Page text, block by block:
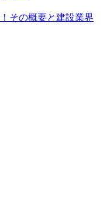
その概要と建設業界